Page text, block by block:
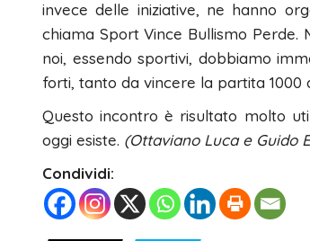
invece delle iniziative, ne hanno
chiama Sport Vince Bullismo
noi, essendo sportivi, dobbiamo
forti, tanto da vincere la partita 1000
Questo incontro è risultato molto
oggi esiste. (Ottaviano Luca e Guido
Condividi: